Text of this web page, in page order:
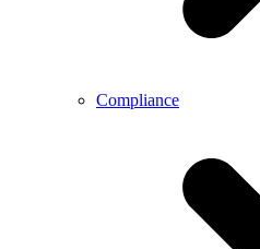
Compliance